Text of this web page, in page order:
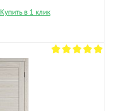
Купить в 1 клик